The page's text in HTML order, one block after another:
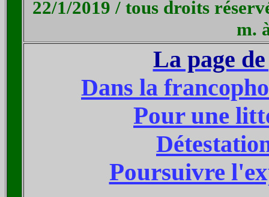
22/1/2019 / tous droits
m.
La page
Dans la
Pour une
Poursuivre